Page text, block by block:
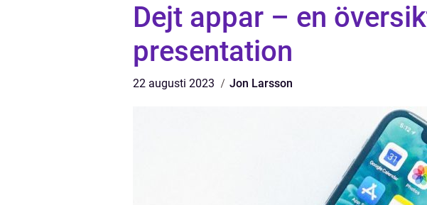
Dejt appar – en
presentation
22 augusti 2023 Jon Larsson